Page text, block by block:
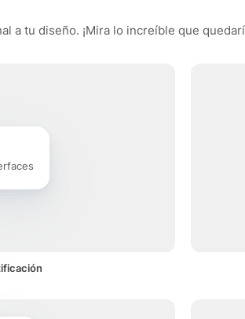
a tu diseño. ¡Mira lo increíble que